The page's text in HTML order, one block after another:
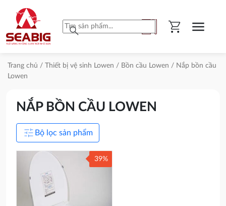
search shopping_cart menu
Trang chủ / Thiết bị vệ sinh Lowen / Bồn cầu Lowen / Nắp bồn cầu
Lowen
NẮP BỒN CẦU LOWEN
tune Bộ lọc sản phẩm
39%